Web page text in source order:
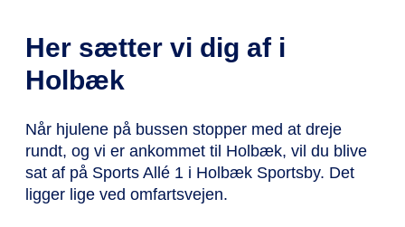
Her sætter vi dig af i
Holbæk
Når hjulene på bussen stopper med at dreje
rundt, og vi er ankommet til Holbæk, vil du blive
sat af på Sports Allé 1 i Holbæk Sportsby. Det
ligger lige ved omfartsvejen.